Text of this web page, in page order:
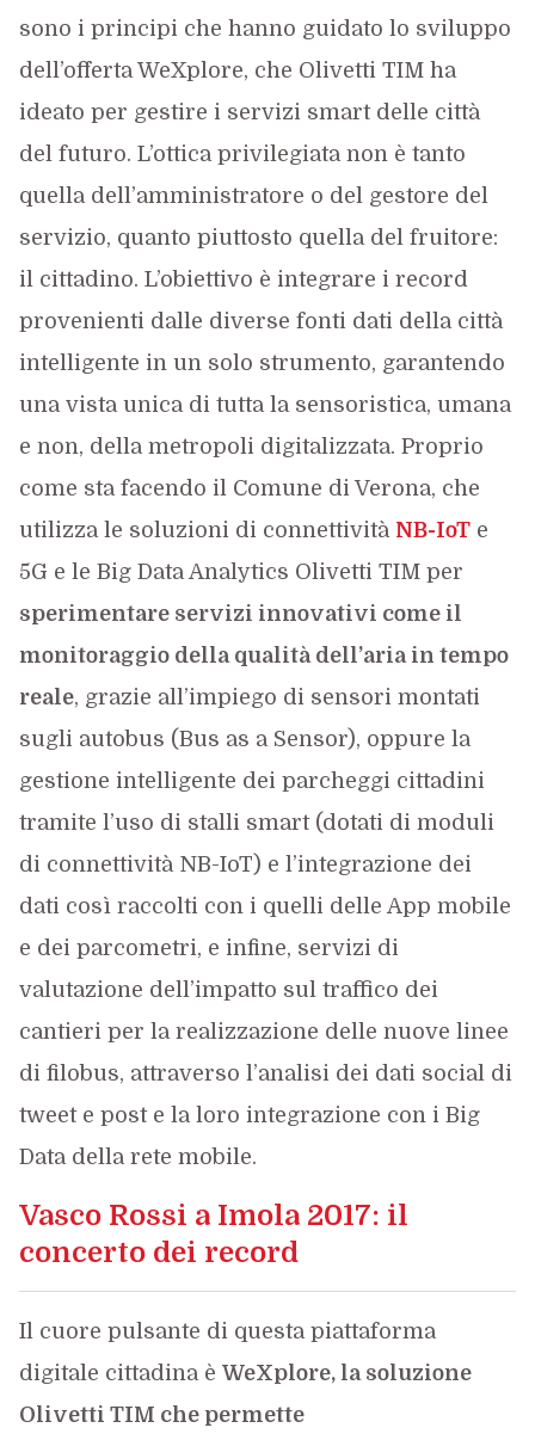
sono i principi che hanno guidato lo sviluppo
dell’offerta WeXplore, che Olivetti TIM ha
ideato per gestire i servizi smart delle città
del futuro. L’ottica privilegiata non è tanto
quella dell’amministratore o del gestore del
servizio, quanto piuttosto quella del fruitore:
il cittadino. L’obiettivo è integrare i record
provenienti dalle diverse fonti dati della città
intelligente in un solo strumento, garantendo
una vista unica di tutta la sensoristica, umana
e non, della metropoli digitalizzata. Proprio
come sta facendo il Comune di Verona, che
utilizza le soluzioni di connettività NB-IoTe
5G e le Big Data Analytics Olivetti TIM per
sperimentare servizi innovativi come il
monitoraggio della qualità dell’aria in tempo
reale, grazie all’impiego di sensori montati
sugli autobus (Bus as a Sensor), oppure la
gestione intelligente dei parcheggi cittadini
tramite l’uso di stalli smart (dotati di moduli
di connettività NB-IoT) e l’integrazione dei
dati così raccolti con i quelli delle App mobile
e dei parcometri, e infine, servizi di
valutazione dell’impatto sul traffico dei
cantieri per la realizzazione delle nuove linee
di filobus, attraverso l’analisi dei dati social di
tweet e post e la loro integrazione con i Big
Data della rete mobile.
Vasco Rossi a Imola 2017: il
concerto dei record
Il cuore pulsante di questa piattaforma
digitale cittadina è WeXplore, la soluzione
Olivetti TIM che permette